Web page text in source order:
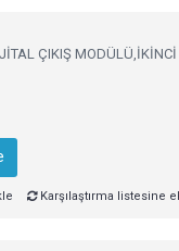
ÇIKIŞ MODÜLÜ,İKİNCİ
Karşılaştırma listesine